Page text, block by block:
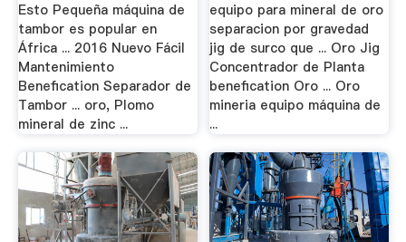
Esto Pequeña máquina de
tambor es popular en
África ... 2016 Nuevo Fácil
Mantenimiento
Benefication Separador de
Tambor ... oro, Plomo
mineral de zinc ...
equipo para mineral de oro
separacion por gravedad
jig de surco que ... Oro Jig
Concentrador de Planta
benefication Oro ... Oro
mineria equipo máquina de
...